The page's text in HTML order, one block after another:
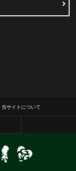
当サイトについて